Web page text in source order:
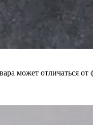
может отличаться от